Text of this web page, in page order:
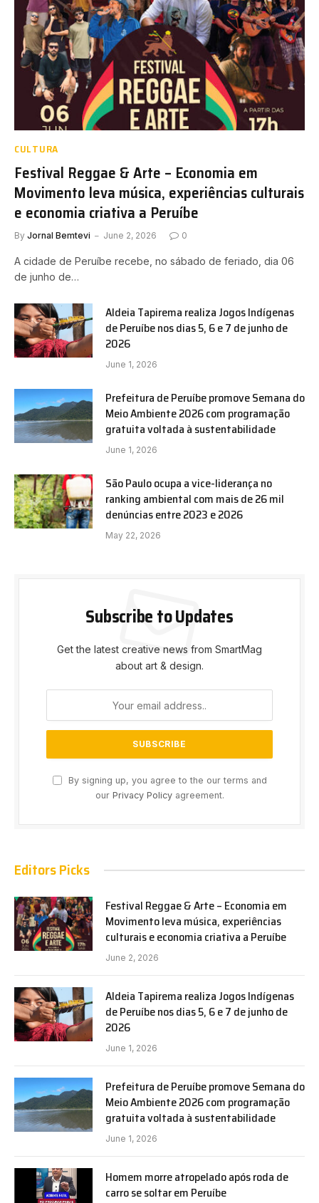
CULTURA
Festival Reggae & Arte – Economia em
Movimento leva música, experiências culturais
e economia criativa a Peruíbe
By Jornal Bemtevi June 2, 2026 0
A cidade de Peruíbe recebe, no sábado de feriado, dia 06
de junho de…
Aldeia Tapirema realiza Jogos Indígenas
de Peruíbe nos dias 5, 6 e 7 de junho de
2026
June 1, 2026
Prefeitura de Peruíbe promove Semana do
Meio Ambiente 2026 com programação
gratuita voltada à sustentabilidade
June 1, 2026
São Paulo ocupa a vice-liderança no
ranking ambiental com mais de 26 mil
denúncias entre 2023 e 2026
May 22, 2026
Subscribe to Updates
Get the latest creative news from SmartMag
about art & design.
By signing up, you agree to the our terms and
our Privacy Policyagreement.
Editors Picks
Festival Reggae & Arte – Economia em
Movimento leva música, experiências
culturais e economia criativa a Peruíbe
June 2, 2026
Aldeia Tapirema realiza Jogos Indígenas
de Peruíbe nos dias 5, 6 e 7 de junho de
2026
June 1, 2026
Prefeitura de Peruíbe promove Semana do
Meio Ambiente 2026 com programação
gratuita voltada à sustentabilidade
June 1, 2026
Homem morre atropelado após roda de
carro se soltar em Peruíbe